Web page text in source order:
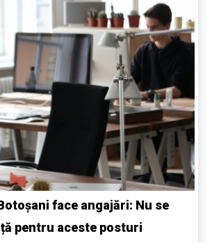
face angajări: Nu se
pentru aceste posturi